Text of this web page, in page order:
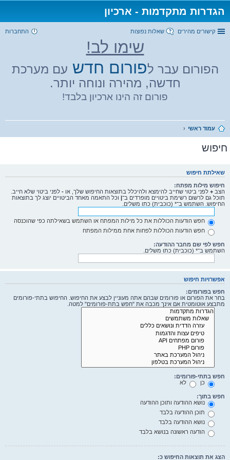
הגדרות מתקדמות - ארכיון
קישורים מהירים שאלות נפוצות התחברות
שימו לב!
הפורום עבר לפורום חדש עם מערכת
חדשה, מהירה ונוחה יותר.
פורום זה הינו ארכיון בלבד!
עמוד ראשי
חיפוש
שאילתת חיפוש
חיפוש מילות מפתח:
הצב + לפני ביטוי שחייב להימצא ולהיכלל בתוצאות החיפוש שלך, או - לפני ביטוי שלא חייב.
תוכל גם לרשום רשימת ביטויים מופרדים ב־| וכל התאמה מאחד הביטויים יוצג לך בתוצאות
החיפוש. השתמש ב־* (כוכבית) כתו משלים.
חפש הודעות הכוללות את כל מילות המפתח או השתמש בשאילתה כפי שהוכנסה
חפש הודעות הכוללות לפחות אחת ממילות המפתח
חפש לפי שם מחבר ההודעה:
השתמש ב־* (כוכבית) כתו משלים.
אפשרויות חיפוש
חפש בפורומים:
בחר את הפורום או פורומים שבהם אתה מעוניין לבצע את החיפוש. החיפוש בתתי-פורומים
מתבצע אוטומטית אם אינך מכבה את "חפש בתת-פורומים" למטה.
חפש בתתי-פורומים:
כן
לא
חפש בתוך:
נושא ההודעה ותוכן ההודעה
תוכן ההודעה בלבד
נושא ההודעה בלבד
הודעה ראשונה בנושא בלבד
הצג את תוצאות החיפוש כ: